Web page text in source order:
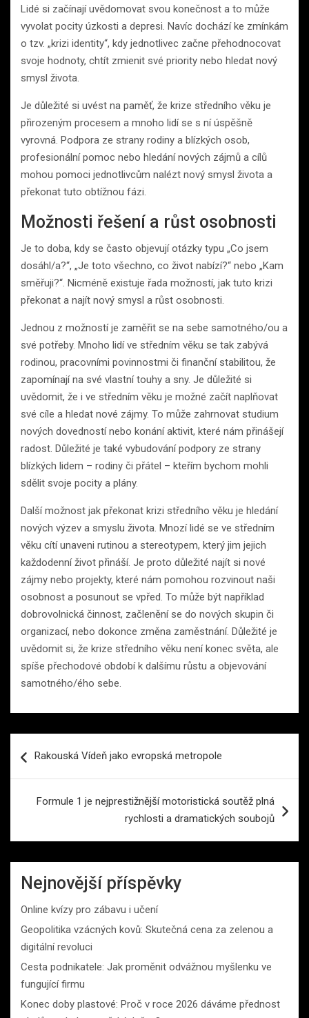
Lidé si začínají uvědomovat svou konečnost a to může
vyvolat pocity úzkosti a depresi. Navíc dochází ke zmínkám
o tzv. „krizi identity“, kdy jednotlivec začne přehodnocovat
svoje hodnoty, chtít zmienit své priority nebo hledat nový
smysl života.
Je důležité si uvést na paměť, že krize středního věku je
přirozeným procesem a mnoho lidí se s ní úspěšně
vyrovná. Podpora ze strany rodiny a blízkých osob,
profesionální pomoc nebo hledání nových zájmů a cílů
mohou pomoci jednotlivcům nalézt nový smysl života a
překonat tuto obtížnou fázi.
Možnosti řešení a růst osobnosti
Je to doba, kdy se často objevují otázky typu „Co jsem
dosáhl/a?“, „Je toto všechno, co život nabízí?“ nebo „Kam
směřuji?“. Nicméně existuje řada možností, jak tuto krizi
překonat a najít nový smysl a růst osobnosti.
Jednou z možností je zaměřit se na sebe samotného/ou a
své potřeby. Mnoho lidí ve středním věku se tak zabývá
rodinou, pracovními povinnostmi či finanční stabilitou, že
zapomínají na své vlastní touhy a sny. Je důležité si
uvědomit, že i ve středním věku je možné začít naplňovat
své cíle a hledat nové zájmy. To může zahrnovat studium
nových dovedností nebo konání aktivit, které nám přinášejí
radost. Důležité je také vybudování podpory ze strany
blízkých lidem – rodiny či přátel – kteřím bychom mohli
sdělit svoje pocity a plány.
Další možnost jak překonat krizi středního věku je hledání
nových výzev a smyslu života. Mnozí lidé se ve středním
věku cítí unaveni rutinou a stereotypem, který jim jejich
každodenní život přináší. Je proto důležité najít si nové
zájmy nebo projekty, které nám pomohou rozvinout naši
osobnost a posunout se vpřed. To může být například
dobrovolnická činnost, začlenění se do nových skupin či
organizací, nebo dokonce změna zaměstnání. Důležité je
uvědomit si, že krize středního věku není konec světa, ale
spíše přechodové období k dalšímu růstu a objevování
samotného/ého sebe.
proRakouská Vídeň jako evropská metropole
Formule 1 je nejprestižnější motoristická soutěž plná
rychlosti a dramatických soubojů
Nejnovější příspěvky
Online kvízy pro zábavu i učení
Geopolitika vzácných kovů: Skutečná cena za zelenou a
digitální revoluci
Cesta podnikatele: Jak proměnit odvážnou myšlenku ve
fungující firmu
Konec doby plastové: Proč v roce 2026 dáváme přednost